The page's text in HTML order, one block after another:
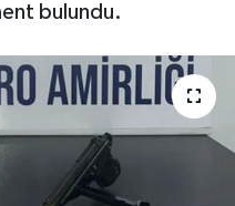
bulundu.